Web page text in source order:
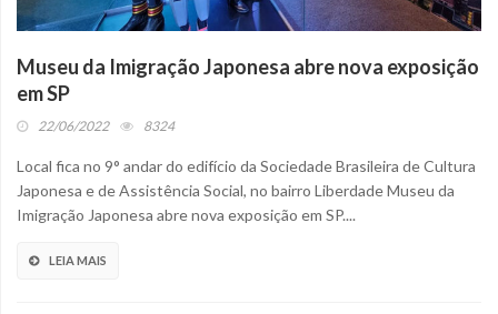
Museu da Imigração Japonesa abre nova exposição
em SP
22/06/2022 8324
Local fica no 9° andar do edifício da Sociedade Brasileira de Cultura
Japonesa e de Assistência Social, no bairro Liberdade Museu da
Imigração Japonesa abre nova exposição em SP....
LEIA MAIS